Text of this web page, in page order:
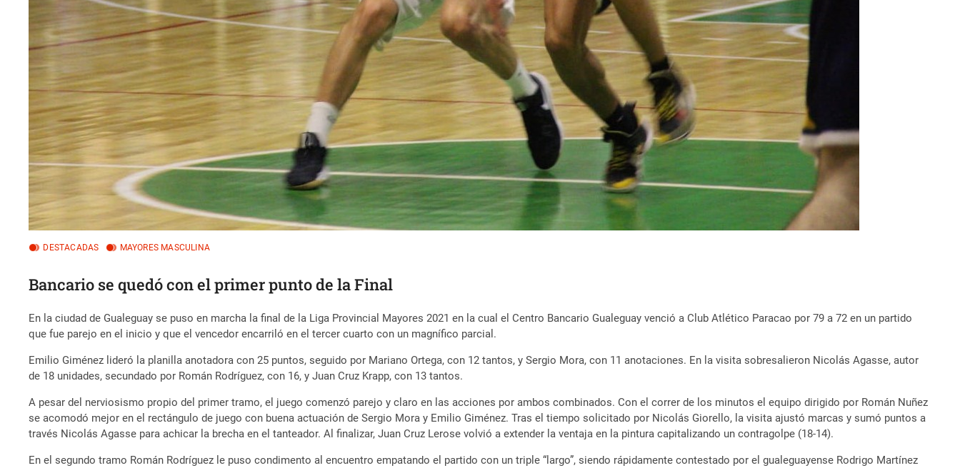
DESTACADAS MAYORES MASCULINA
Bancario se quedó con el primer punto de la Final
En la ciudad de Gualeguay se puso en marcha la final de la Liga Provincial Mayores 2021 en la cual el Centro Bancario Gualeguay venció a Club Atlético Paracao por 79 a 72 en un partido
que fue parejo en el inicio y que el vencedor encarriló en el tercer cuarto con un magnífico parcial.
Emilio Giménez lideró la planilla anotadora con 25 puntos, seguido por Mariano Ortega, con 12 tantos, y Sergio Mora, con 11 anotaciones. En la visita sobresalieron Nicolás Agasse, autor
de 18 unidades, secundado por Román Rodríguez, con 16, y Juan Cruz Krapp, con 13 tantos.
A pesar del nerviosismo propio del primer tramo, el juego comenzó parejo y claro en las acciones por ambos combinados. Con el correr de los minutos el equipo dirigido por Román Nuñez
se acomodó mejor en el rectángulo de juego con buena actuación de Sergio Mora y Emilio Giménez. Tras el tiempo solicitado por Nicolás Giorello, la visita ajustó marcas y sumó puntos a
través Nicolás Agasse para achicar la brecha en el tanteador. Al finalizar, Juan Cruz Lerose volvió a extender la ventaja en la pintura capitalizando un contragolpe (18-14).
En el segundo tramo Román Rodríguez le puso condimento al encuentro empatando el partido con un triple “largo”, siendo rápidamente contestado por el gualeguayense Rodrigo Martínez